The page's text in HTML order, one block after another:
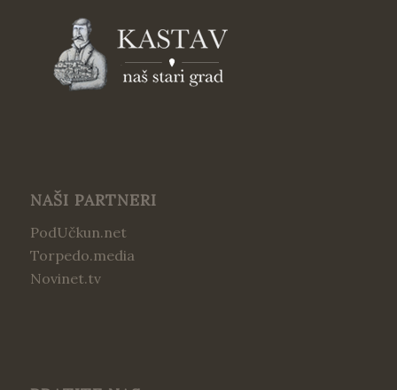
NAŠI PARTNERI
PodUčkun.net
Torpedo.media
Novinet.tv